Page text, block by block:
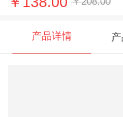
产品详情